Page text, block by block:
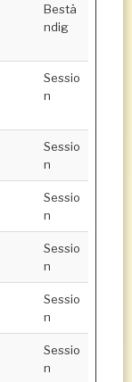
Bestä
ndig
Sessio
n
Sessio
n
Sessio
n
Sessio
n
Sessio
n
Sessio
n